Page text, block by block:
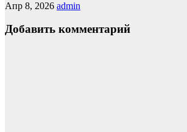
Апр 8, 2026 admin
Добавить комментарий